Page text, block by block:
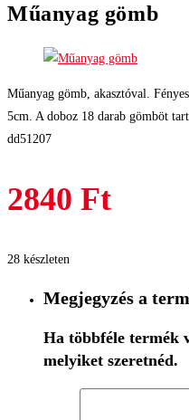
Műanyag gömb
Műanyag gömb, akasztóval.
5cm. A doboz 18 darab gömböt
dd51207
2840 Ft
28 készleten
Megjegyzés a
Ha többféle termék
melyiket szeretnéd.